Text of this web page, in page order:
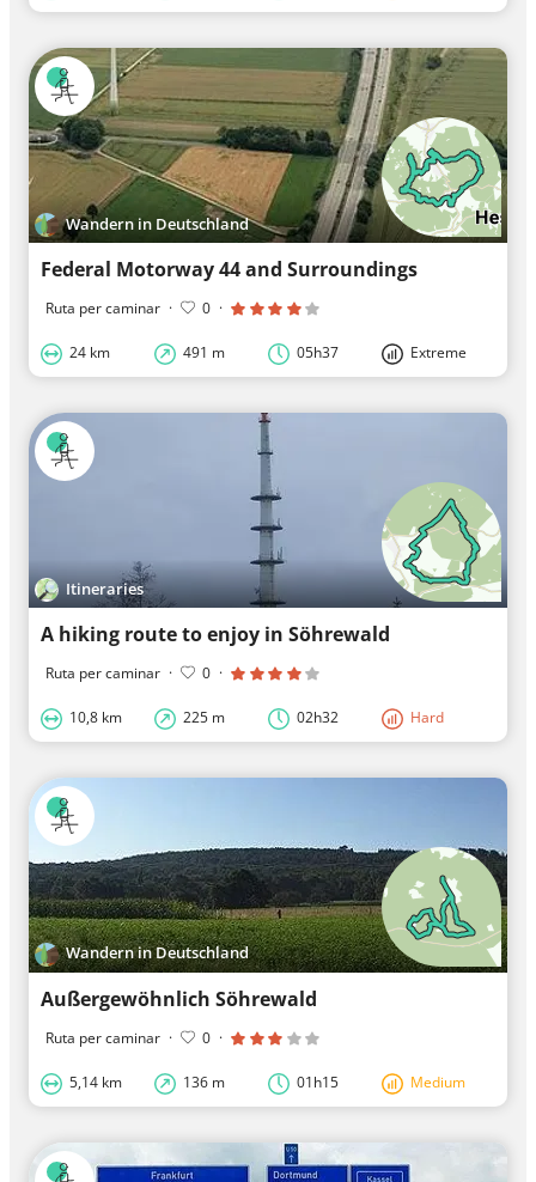
Wandern in Deutschland
Federal Motorway 44 and Surroundings
Ruta per caminar · 0 ·
24 km 491 m 05h37 Extreme
Itineraries
A hiking route to enjoy in Söhrewald
Ruta per caminar · 0 ·
10,8 km 225 m 02h32 Hard
Wandern in Deutschland
Außergewöhnlich Söhrewald
Ruta per caminar · 0 ·
5,14 km 136 m 01h15 Medium